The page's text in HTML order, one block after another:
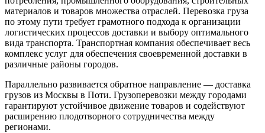
материалов и товаров множества отраслей. Перевозка груза
по этому пути требует грамотного подхода к организации
логистических процессов доставки и выбору оптимального
вида транспорта. Транспортная компания обеспечивает весь
комплекс услуг для обеспечения своевременной доставки в
различные районы городов.
Параллельно развивается обратное направление — доставка
грузов из Москвы в Поти. Грузоперевозки между городами
гарантируют устойчивое движение товаров и содействуют
расширению плодотворного сотрудничества между
регионами.